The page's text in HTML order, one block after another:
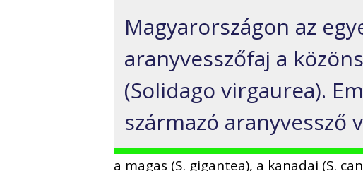
Magyarországon az
aranyvesszőfaj a
(Solidago virgaurea).
származó aranyvessző
a magas (S. gigantea), a kanadai (S.